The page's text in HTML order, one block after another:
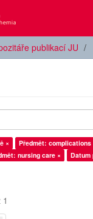
publikací JU
× Předmět: complications
nursing care × Datum